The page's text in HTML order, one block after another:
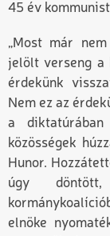
45 év
„Most már
jelölt verseng a
érdekünk
Nem ez az
a
közösségek
Hunor.
úgy
elnöke